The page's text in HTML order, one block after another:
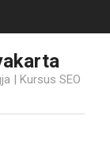
| Kursus SEO